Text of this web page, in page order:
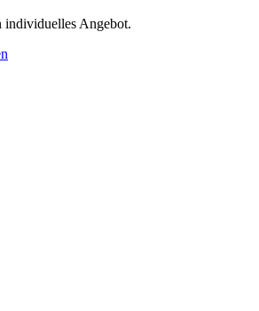
individuelles Angebot.